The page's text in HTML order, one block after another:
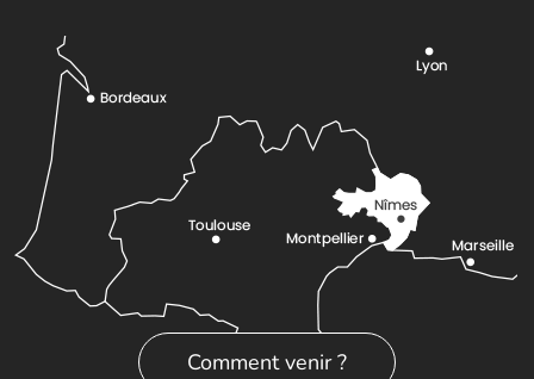
Comment venir ?